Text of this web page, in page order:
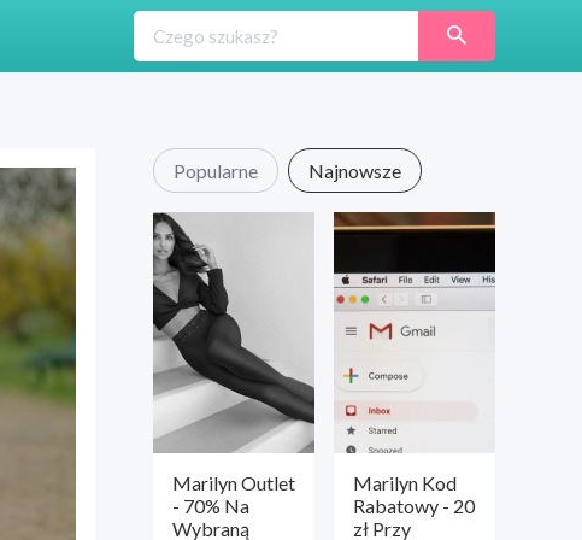
Popularne Najnowsze
Marilyn Outlet
- 70% Na
Wybraną
Marilyn Kod
Rabatowy - 20
zł Przy